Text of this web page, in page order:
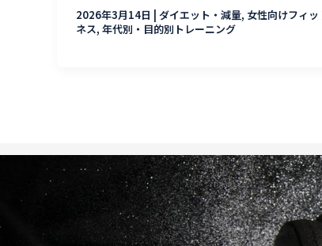
2026年3月14日 | ダイエット・減量, 女性向けフィッ
ネス, 年代別・目的別トレーニング